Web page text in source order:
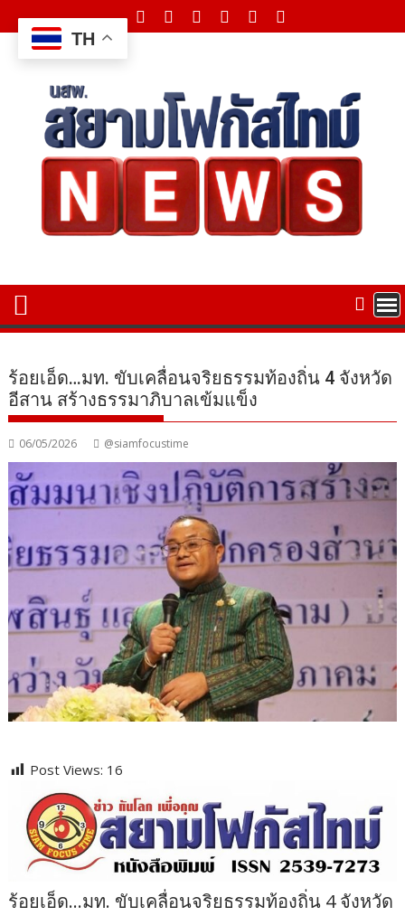
to
content
ร้อยเอ็ด…มท. ขับเคลื่อนจริยธรรมท้องถิ่น 4 จังหวัด
อีสาน สร้างธรรมาภิบาลเข้มแข็ง
06/05/2026 @siamfocustime
Post Views: 16
ร้อยเอ็ด…มท. ขับเคลื่อนจริยธรรมท้องถิ่น 4 จังหวัด
TH